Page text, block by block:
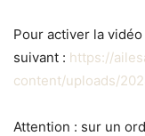
Pour activer la
suivant : https://
content/uploads/
Attention : sur un